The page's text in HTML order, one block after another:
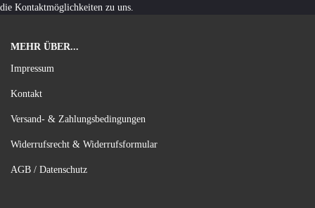
die Kontaktmöglichkeiten zu uns.
MEHR ÜBER...
Impressum
Kontakt
Versand- & Zahlungsbedingungen
Widerrufsrecht & Widerrufsformular
AGB / Datenschutz